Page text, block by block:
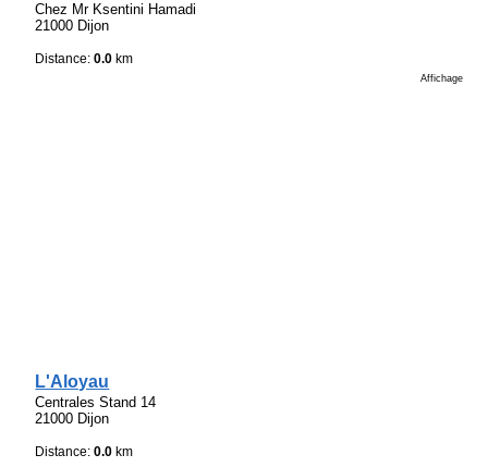
Chez Mr Ksentini Hamadi
21000 Dijon
Distance:0.0 km
Affichage
L'Aloyau
Centrales Stand 14
21000 Dijon
Distance:0.0 km